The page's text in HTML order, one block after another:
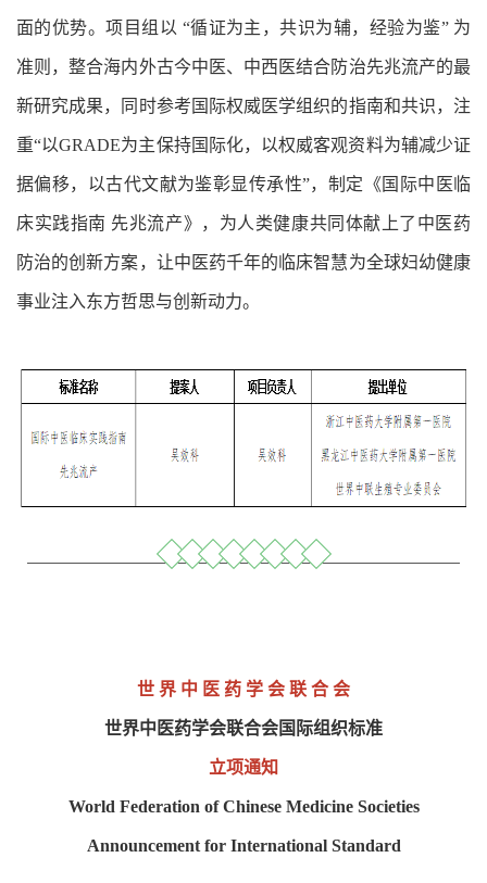
面的优势。项目组以 “循证为主，共识为辅，经验为鉴” 为
准则，整合海内外古今中医、中西医结合防治先兆流产的最
新研究成果，同时参考国际权威医学组织的指南和共识，注
重“以GRADE为主保持国际化，以权威客观资料为辅减少证
据偏移，以古代文献为鉴彰显传承性”，制定《国际中医临
床实践指南 先兆流产》，为人类健康共同体献上了中医药
防治的创新方案，让中医药千年的临床智慧为全球妇幼健康
事业注入东方哲思与创新动力。
世 界 中 医 药 学 会 联 合 会
世界中医药学会联合会国际组织标准
立项通知
World Federation of Chinese Medicine Societies
Announcement for International Standard